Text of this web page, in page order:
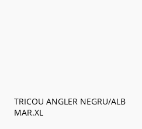
TRICOU ANGLER NEGRU/ALB
MAR.XL